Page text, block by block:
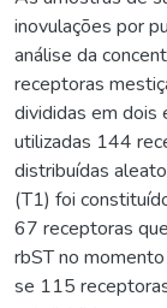
inovulações por
análise da
receptoras
divididas em dois
utilizadas 144
distribuídas
(T1) foi
67 receptoras
rbST no
se 115